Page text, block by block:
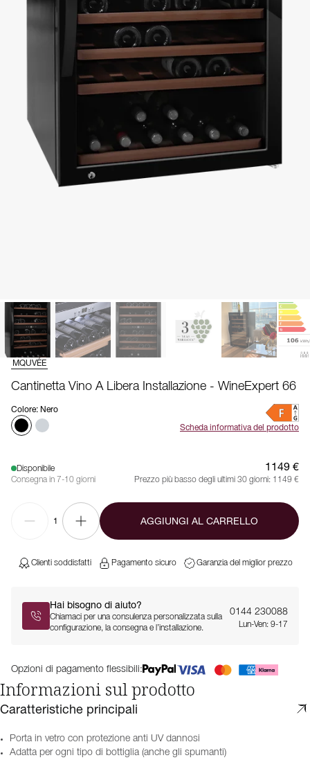
MQUVÉE
Cantinetta Vino A Libera Installazione - WineExpert 66
Colore: Nero
Scheda informativa del prodotto
Disponibile
Consegna in 7-10 giorni
1149 €
Prezzo più basso degli ultimi 30 giorni: 1149 €
1 AGGIUNGI AL CARRELLO
Clienti soddisfatti Pagamento sicuro Garanzia del miglior prezzo
Hai bisogno di aiuto?
Chiamaci per una consulenza personalizzata sulla
configurazione, la consegna e l’installazione.
0144 230088
Lun-Ven: 9-17
Opzioni di pagamento flessibili:
Informazioni sul prodotto
Caratteristiche principali
Porta in vetro con protezione anti UV dannosi
Adatta per ogni tipo di bottiglia (anche gli spumanti)